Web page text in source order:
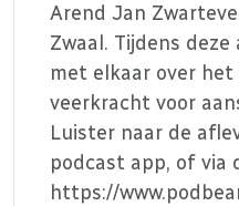
Arend Jan
Zwaal. Tijdens
met elkaar over het
veerkracht voor
Luister naar de
podcast app, of via
https://